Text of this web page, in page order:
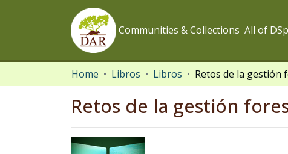
Communities & Collections All of
Home Libros Libros
Retos de la gestión